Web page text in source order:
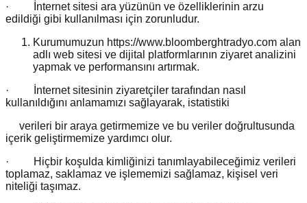
· İnternet sitesi ara yüzünün ve özelliklerinin arzu
edildiği gibi kullanılması için zorunludur.
Kurumumuzun https://www.bloomberghtradyo.com alan
adlı web sitesi ve dijital platformlarının ziyaret analizini
yapmak ve performansını artırmak.
· İnternet sitesinin ziyaretçiler tarafından nasıl
kullanıldığını anlamamızı sağlayarak, istatistiki
verileri bir araya getirmemize ve bu veriler doğrultusunda
içerik geliştirmemize yardımcı olur.
· Hiçbir koşulda kimliğinizi tanımlayabileceğimiz verileri
toplamaz, saklamaz ve işlememizi sağlamaz, kişisel veri
niteliği taşımaz.